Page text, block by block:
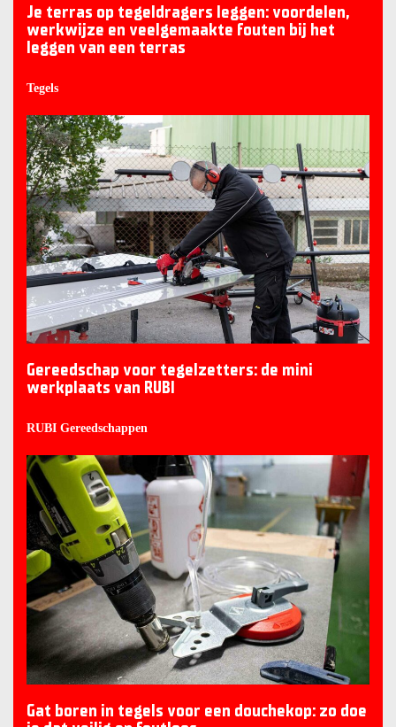
Je terras op tegeldragers leggen: voordelen,
werkwijze en veelgemaakte fouten bij het
leggen van een terras
Tegels
Gereedschap voor tegelzetters: de mini
werkplaats van RUBI
RUBI Gereedschappen
Gat boren in tegels voor een douchekop: zo doe